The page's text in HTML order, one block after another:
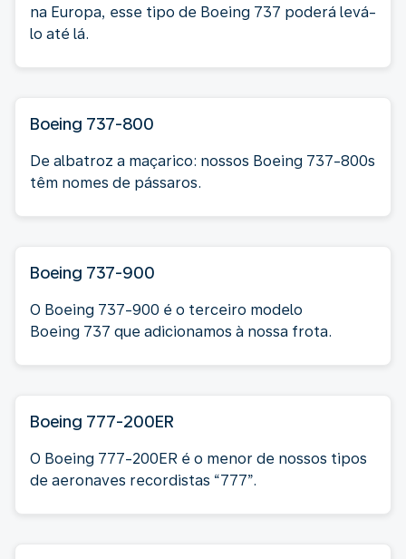
na Europa, esse tipo de Boeing 737 poderá levá-
lo até lá.
Boeing 737-800
De albatroz a maçarico: nossos Boeing 737-800s
têm nomes de pássaros.
Boeing 737-900
O Boeing 737-900 é o terceiro modelo
Boeing 737 que adicionamos à nossa frota.
Boeing 777-200ER
O Boeing 777-200ER é o menor de nossos tipos
de aeronaves recordistas “777”.